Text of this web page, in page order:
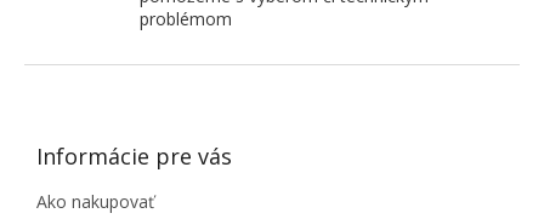
problémom
ZÁPÄTIE
Informácie pre vás
Ako nakupovať